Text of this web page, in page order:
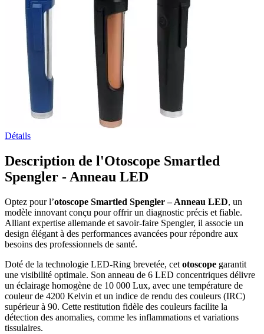
Détails
Description de l'Otoscope Smartled
Spengler - Anneau LED
Optez pour l’otoscope Smartled Spengler – Anneau LED, un
modèle innovant conçu pour offrir un diagnostic précis et fiable.
Alliant expertise allemande et savoir-faire Spengler, il associe un
design élégant à des performances avancées pour répondre aux
besoins des professionnels de santé.
Doté de la technologie LED-Ring brevetée, cet otoscope garantit
une visibilité optimale. Son anneau de 6 LED concentriques délivre
un éclairage homogène de 10 000 Lux, avec une température de
couleur de 4200 Kelvin et un indice de rendu des couleurs (IRC)
supérieur à 90. Cette restitution fidèle des couleurs facilite la
détection des anomalies, comme les inflammations et variations
tissulaires.